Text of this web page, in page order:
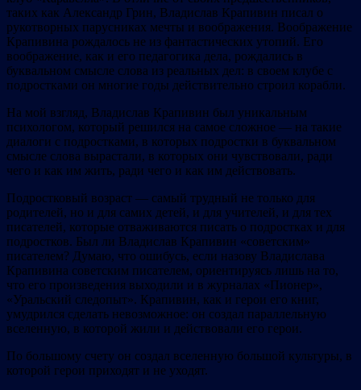
таких как Александр Грин, Владислав Крапивин писал о
рукотворных парусниках мечты и воображения. Воображение
Крапивина рождалось не из фантастических утопий. Его
воображение, как и его педагогика дела, рождались в
буквальном смысле слова из реальных дел: в своем клубе с
подростками он многие годы действительно строил корабли.
На мой взгляд, Владислав Крапивин был уникальным
психологом, который решился на самое сложное — на такие
диалоги с подростками, в которых подростки в буквальном
смысле слова вырастали, в которых они чувствовали, ради
чего и как им жить, ради чего и как им действовать.
Подростковый возраст — самый трудный не только для
родителей, но и для самих детей, и для учителей, и для тех
писателей, которые отваживаются писать о подростках и для
подростков. Был ли Владислав Крапивин «советским»
писателем? Думаю, что ошибусь, если назову Владислава
Крапивина советским писателем, ориентируясь лишь на то,
что его произведения выходили и в журналах «Пионер»,
«Уральский следопыт». Крапивин, как и герои его книг,
умудрился сделать невозможное: он создал параллельную
вселенную, в которой жили и действовали его герои.
По большому счету он создал вселенную большой культуры, в
которой герои приходят и не уходят.